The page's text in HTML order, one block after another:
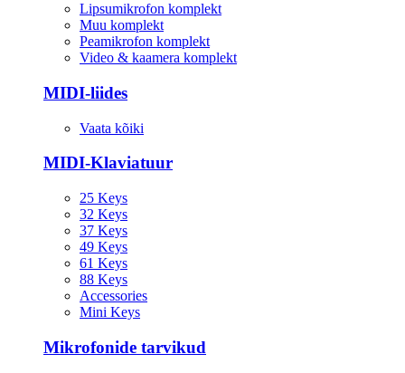
Lipsumikrofon komplekt
Muu komplekt
Peamikrofon komplekt
Video & kaamera komplekt
MIDI-liides
Vaata kõiki
MIDI-Klaviatuur
25 Keys
32 Keys
37 Keys
49 Keys
61 Keys
88 Keys
Accessories
Mini Keys
Mikrofonide tarvikud